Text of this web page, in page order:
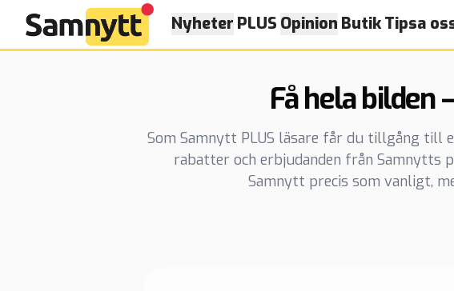
Nyheter PLUS Opinion ButikTipsa
Få hela bilden
Som Samnytt PLUS läsare får du tillgång till
rabatter och erbjudanden från Samnytts
Samnytt precis som vanligt,